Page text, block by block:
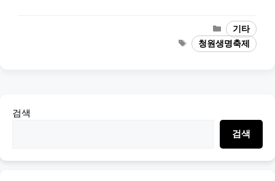
Categories
기타
Tags청원생명축제
검색
검색